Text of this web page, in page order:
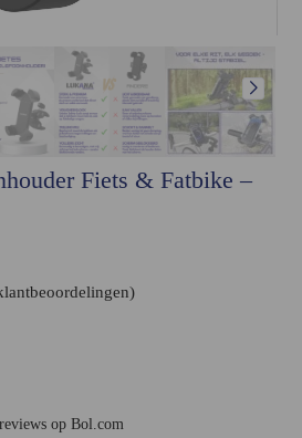
Fiets & Fatbike –
op Bol.com